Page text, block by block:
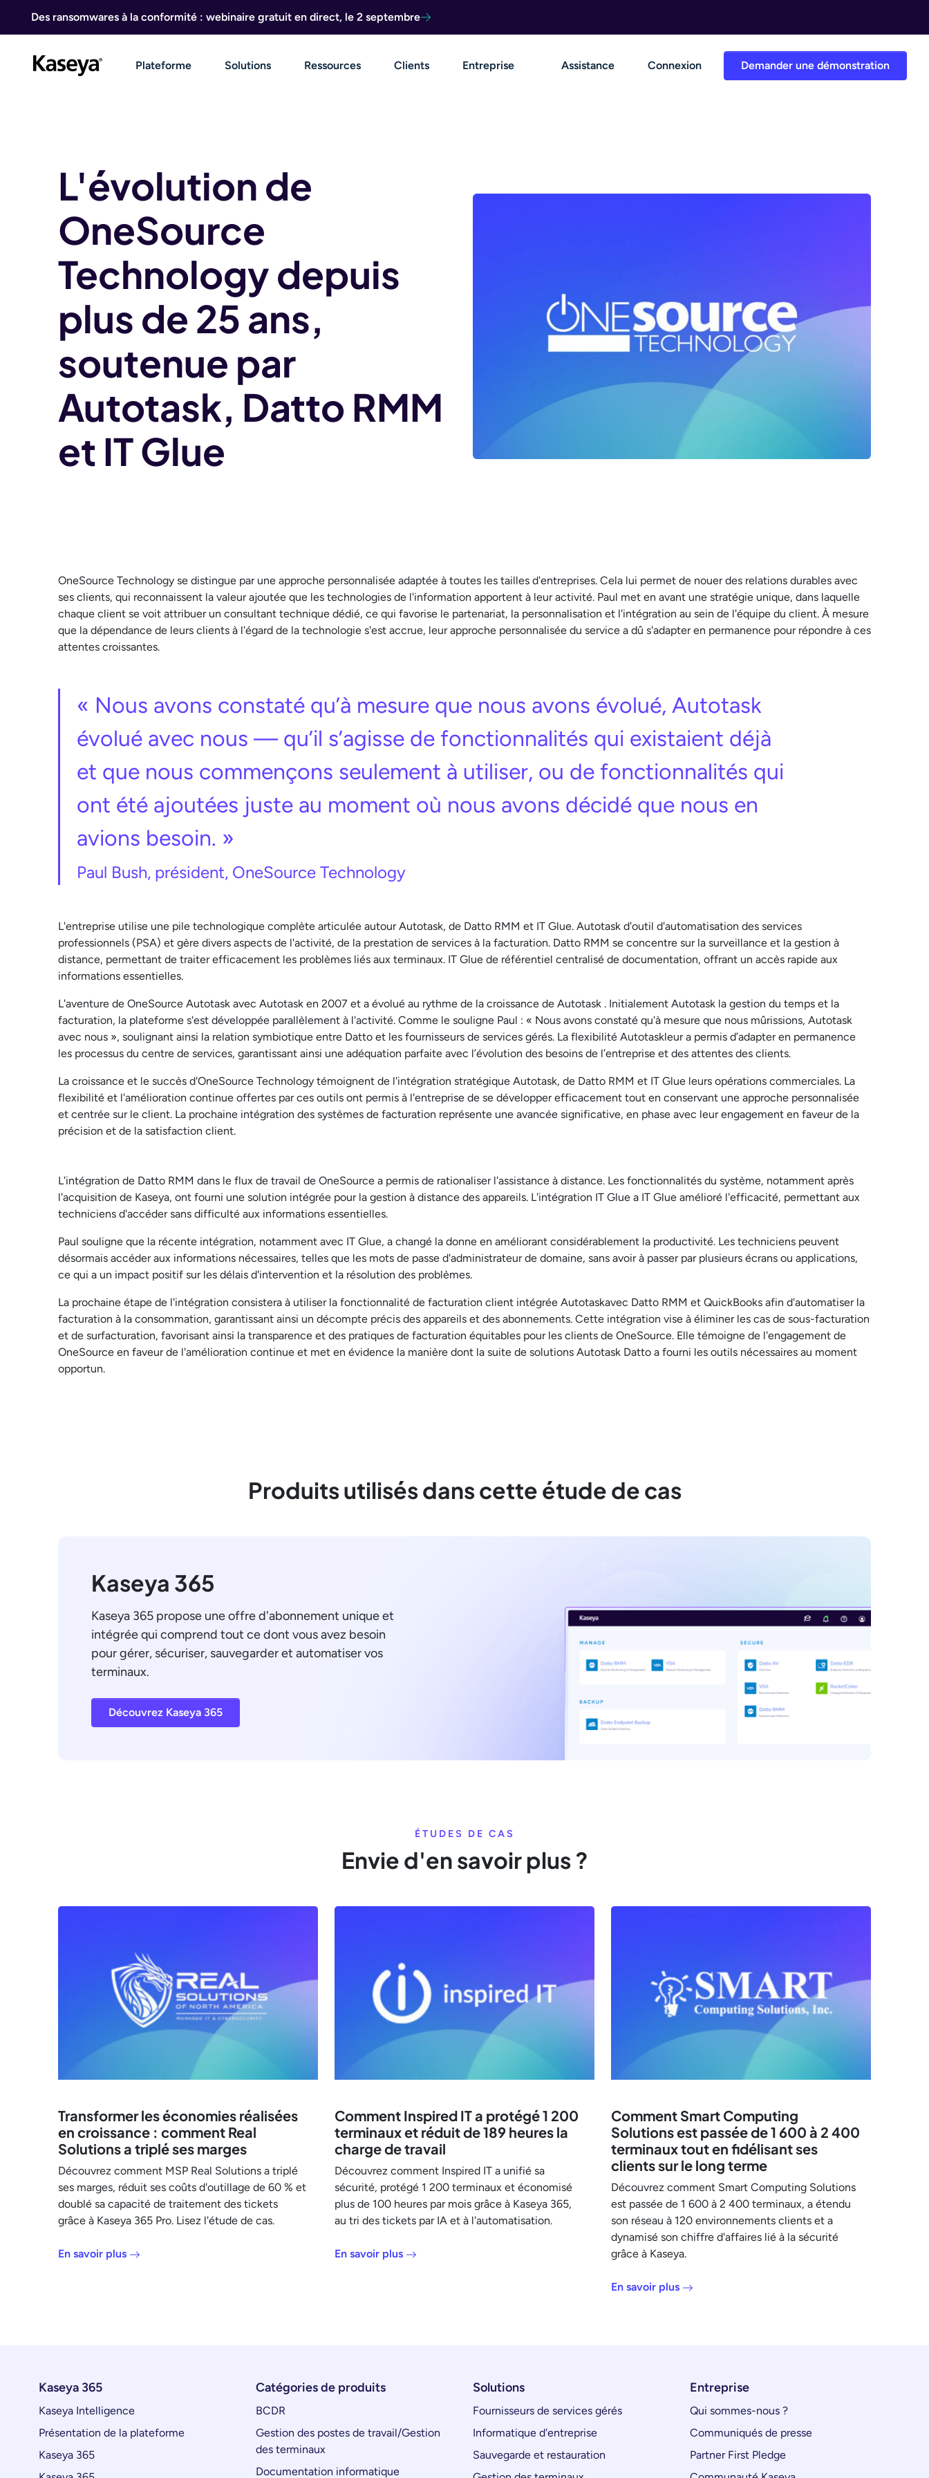
Des ransomwares à la conformité : webinaire gratuit en direct, le 2 septembre
Demander une démonstration
Plateforme Solutions Ressources Clients Entreprise Assistance Connexion
L'évolution de
OneSource
Technology depuis
plus de 25 ans,
soutenue par
Autotask, Datto RMM
et IT Glue
OneSource Technology se distingue par une approche personnalisée adaptée à toutes les tailles d'entreprises. Cela lui permet de nouer des relations durables avec
ses clients, qui reconnaissent la valeur ajoutée que les technologies de l'information apportent à leur activité. Paul met en avant une stratégie unique, dans laquelle
chaque client se voit attribuer un consultant technique dédié, ce qui favorise le partenariat, la personnalisation et l'intégration au sein de l'équipe du client. À mesure
que la dépendance de leurs clients à l'égard de la technologie s'est accrue, leur approche personnalisée du service a dû s'adapter en permanence pour répondre à ces
attentes croissantes.
« Nous avons constaté qu’à mesure que nous avons évolué, Autotask
évolué avec nous — qu’il s’agisse de fonctionnalités qui existaient déjà
et que nous commençons seulement à utiliser, ou de fonctionnalités qui
ont été ajoutées juste au moment où nous avons décidé que nous en
avions besoin. »
Paul Bush, président, OneSource Technology
L'entreprise utilise une pile technologique complète articulée autour Autotask, de Datto RMM et IT Glue. Autotask d'outil d'automatisation des services
professionnels (PSA) et gère divers aspects de l'activité, de la prestation de services à la facturation. Datto RMM se concentre sur la surveillance et la gestion à
distance, permettant de traiter efficacement les problèmes liés aux terminaux. IT Glue de référentiel centralisé de documentation, offrant un accès rapide aux
informations essentielles.
L'aventure de OneSource Autotask avec Autotask en 2007 et a évolué au rythme de la croissance de Autotask . Initialement Autotask la gestion du temps et la
facturation, la plateforme s'est développée parallèlement à l'activité. Comme le souligne Paul : « Nous avons constaté qu'à mesure que nous mûrissions, Autotask
avec nous », soulignant ainsi la relation symbiotique entre Datto et les fournisseurs de services gérés. La flexibilité Autotaskleur a permis d’adapter en permanence
les processus du centre de services, garantissant ainsi une adéquation parfaite avec l’évolution des besoins de l’entreprise et des attentes des clients.
La croissance et le succès d'OneSource Technology témoignent de l'intégration stratégique Autotask, de Datto RMM et IT Glue leurs opérations commerciales. La
flexibilité et l'amélioration continue offertes par ces outils ont permis à l'entreprise de se développer efficacement tout en conservant une approche personnalisée
et centrée sur le client. La prochaine intégration des systèmes de facturation représente une avancée significative, en phase avec leur engagement en faveur de la
précision et de la satisfaction client.
L'intégration de Datto RMM dans le flux de travail de OneSource a permis de rationaliser l'assistance à distance. Les fonctionnalités du système, notamment après
l'acquisition de Kaseya, ont fourni une solution intégrée pour la gestion à distance des appareils. L'intégration IT Glue a IT Glue amélioré l'efficacité, permettant aux
techniciens d'accéder sans difficulté aux informations essentielles.
Paul souligne que la récente intégration, notamment avec IT Glue, a changé la donne en améliorant considérablement la productivité. Les techniciens peuvent
désormais accéder aux informations nécessaires, telles que les mots de passe d'administrateur de domaine, sans avoir à passer par plusieurs écrans ou applications,
ce qui a un impact positif sur les délais d'intervention et la résolution des problèmes.
La prochaine étape de l'intégration consistera à utiliser la fonctionnalité de facturation client intégrée Autotaskavec Datto RMM et QuickBooks afin d'automatiser la
facturation à la consommation, garantissant ainsi un décompte précis des appareils et des abonnements. Cette intégration vise à éliminer les cas de sous-facturation
et de surfacturation, favorisant ainsi la transparence et des pratiques de facturation équitables pour les clients de OneSource. Elle témoigne de l'engagement de
OneSource en faveur de l'amélioration continue et met en évidence la manière dont la suite de solutions Autotask Datto a fourni les outils nécessaires au moment
opportun.
Produits utilisés dans cette étude de cas
Kaseya 365
Kaseya 365 propose une offre d'abonnement unique et
intégrée qui comprend tout ce dont vous avez besoin
pour gérer, sécuriser, sauvegarder et automatiser vos
terminaux.
Découvrez Kaseya 365
ÉTUDES DE CAS
Envie d'en savoir plus ?
Transformer les économies réalisées
en croissance : comment Real
Solutions a triplé ses marges
Découvrez comment MSP Real Solutions a triplé
ses marges, réduit ses coûts d'outillage de 60 % et
doublé sa capacité de traitement des tickets
grâce à Kaseya 365 Pro. Lisez l'étude de cas.
En savoir plus
Comment Inspired IT a protégé 1 200
terminaux et réduit de 189 heures la
charge de travail
Découvrez comment Inspired IT a unifié sa
sécurité, protégé 1 200 terminaux et économisé
plus de 100 heures par mois grâce à Kaseya 365,
au tri des tickets par IA et à l'automatisation.
En savoir plus
Comment Smart Computing
Solutions est passée de 1 600 à 2 400
terminaux tout en fidélisant ses
clients sur le long terme
Découvrez comment Smart Computing Solutions
est passée de 1 600 à 2 400 terminaux, a étendu
son réseau à 120 environnements clients et a
dynamisé son chiffre d'affaires lié à la sécurité
grâce à Kaseya.
En savoir plus
Kaseya 365
Kaseya Intelligence
Présentation de la plateforme
Kaseya 365
Catégories de produits
BCDR
Gestion des postes de travail/Gestion
des terminaux
Documentation informatique
Solutions
Fournisseurs de services gérés
Informatique d'entreprise
Sauvegarde et restauration
Entreprise
Qui sommes-nous ?
Communiqués de presse
Partner First Pledge